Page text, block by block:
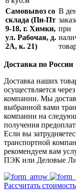
Самовывоз со
склада (Пн-Пт
9-18, г. Химки,
ул. Рабочая, д.
2А, к. 21)
В
при
Доставка по России
Доставка наших
осуществляется
компании. Мы
выбранной вами
компании на
получения
Если вы
транспортной
рекомендуем вам
ПЭК или Деловые
Рассчитать